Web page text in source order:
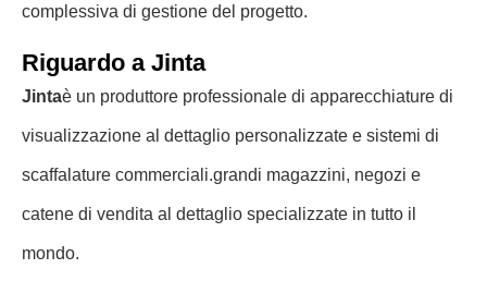
complessiva di gestione del progetto.
Riguardo a Jinta
Jintaè un produttore professionale di apparecchiature di
visualizzazione al dettaglio personalizzate e sistemi di
scaffalature commerciali.grandi magazzini, negozi e
catene di vendita al dettaglio specializzate in tutto il
mondo.